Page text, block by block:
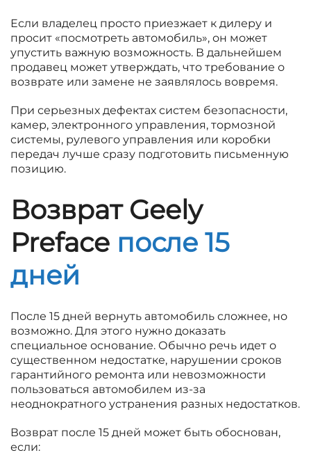
Если владелец просто приезжает к дилеру и
просит «посмотреть автомобиль», он может
упустить важную возможность. В дальнейшем
продавец может утверждать, что требование о
возврате или замене не заявлялось вовремя.
При серьезных дефектах систем безопасности,
камер, электронного управления, тормозной
системы, рулевого управления или коробки
передач лучше сразу подготовить письменную
позицию.
Возврат Geely
Preface после 15
дней
После 15 дней вернуть автомобиль сложнее, но
возможно. Для этого нужно доказать
специальное основание. Обычно речь идет о
существенном недостатке, нарушении сроков
гарантийного ремонта или невозможности
пользоваться автомобилем из-за
неоднократного устранения разных недостатков.
Возврат после 15 дней может быть обоснован,
если: